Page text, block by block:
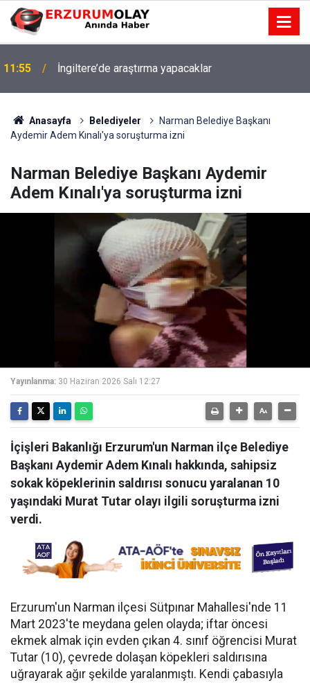
11:55 İngiltere’de araştırma yapacaklar
Anasayfa Belediyeler
Narman Belediye Başkanı
Aydemir Adem Kınalı'ya soruşturma izni
Narman Belediye Başkanı Aydemir
Adem Kınalı'ya soruşturma izni
Yayınlanma: 30 Haziran 2026 Salı 12:27
İçişleri Bakanlığı Erzurum'un Narman ilçe Belediye
Başkanı Aydemir Adem Kınalı hakkında, sahipsiz
sokak köpeklerinin saldırısı sonucu yaralanan 10
yaşındaki Murat Tutar olayı ilgili soruşturma izni
verdi.
Erzurum'un Narman ilçesi Sütpınar Mahallesi'nde 11
Mart 2023'te meydana gelen olayda; iftar öncesi
ekmek almak için evden çıkan 4. sınıf öğrencisi Murat
Tutar (10), çevrede dolaşan köpekleri saldırısına
uğrayarak ağır şekilde yaralanmıştı. Kendi çabasıyla